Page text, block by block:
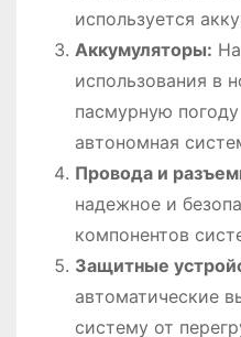
используется
Аккумуляторы:
использования в
пасмурную
автономная
Провода и
надежное и
компонентов
Защитные
автоматические
систему от